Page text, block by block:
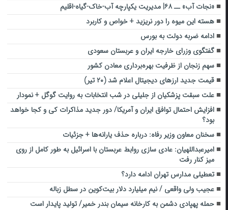
«نجات آب» ــ ۶۸| مدیریت یکپارچه آب-خاک-گیاه-اقلیم
هسته این میوه را دور نریزید + خواص و کاربرد
ادامه ضربه دولت به بورس
گفتگوی وزرای خارجه ایران و عربستان سعودی
سهم زنجان از ظرفیت بهره‌برداری معادن کشور
قیمت جدید ارزهای دیجیتال اعلام شد (۲۰ تیر)
علت سبقت پزشکیان از جلیلی در شب انتخابات به روایت گوگل + نمودار
افزایش احتمال توافق ایران و آمریکا/ دور جدید مذاکرات کی و کجا خواهد
بود؟
سخنان معاون وزیر رفاه: درباره حذف یارانه‌ها + جزئیات
امیرعبداللهیان: عادی سازی روابط عربستان با اسرائیل به طور کامل از روی
میز کنار رفت
تعطیلی مدارس تهران ادامه دارد؟
عجیب ولی واقعی / نیم میلیارد دلار بیت‌کوین در سطل زباله
حمله پهپادی دشمن به کارخانه سیمان بندر خمیر/ تولید پایدار است